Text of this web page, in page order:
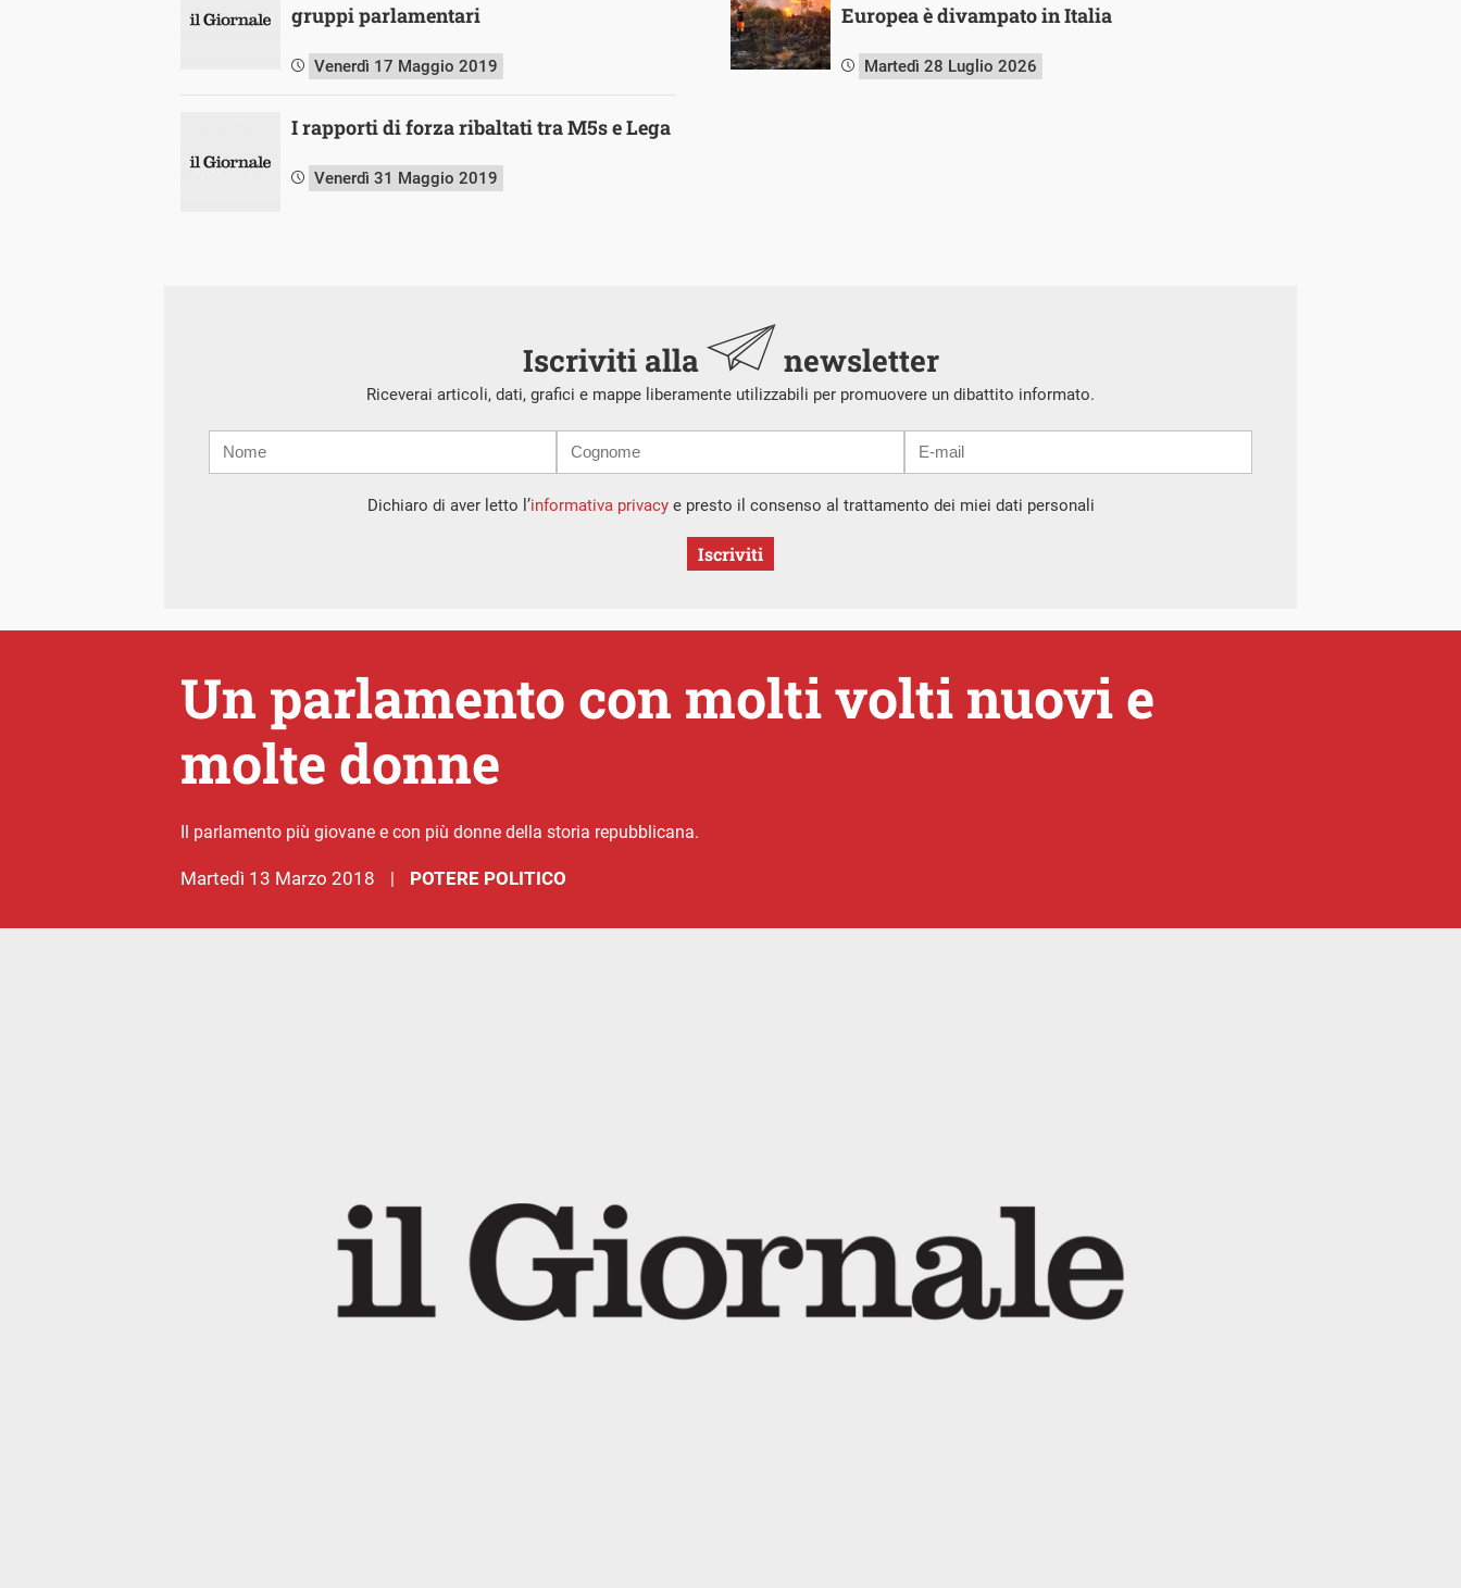
gruppi parlamentari
Venerdì 17 Maggio 2019
I rapporti di forza ribaltati tra M5s e Lega
Venerdì 31 Maggio 2019
Europea è divampato in Italia
Martedì 28 Luglio 2026
Iscriviti alla newsletter
Riceverai articoli, dati, grafici e mappe liberamente utilizzabili per promuovere un dibattito informato.
mail
Dichiaro di aver letto l’informativa privacye presto il consenso al trattamento dei miei dati personali
Iscriviti
Un parlamento con molti volti nuovi e
molte donne
Il parlamento più giovane e con più donne della storia repubblicana.
martedì 13 Marzo 2018 | POTERE POLITICO